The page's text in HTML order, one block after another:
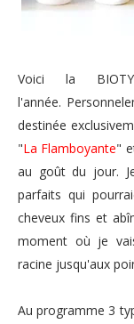
Voici la
l'année.
destinée
"La Flamboyante"
au goût du jour.
parfaits qui
cheveux fins et
moment où je
racine jusqu'aux
Au programme 3